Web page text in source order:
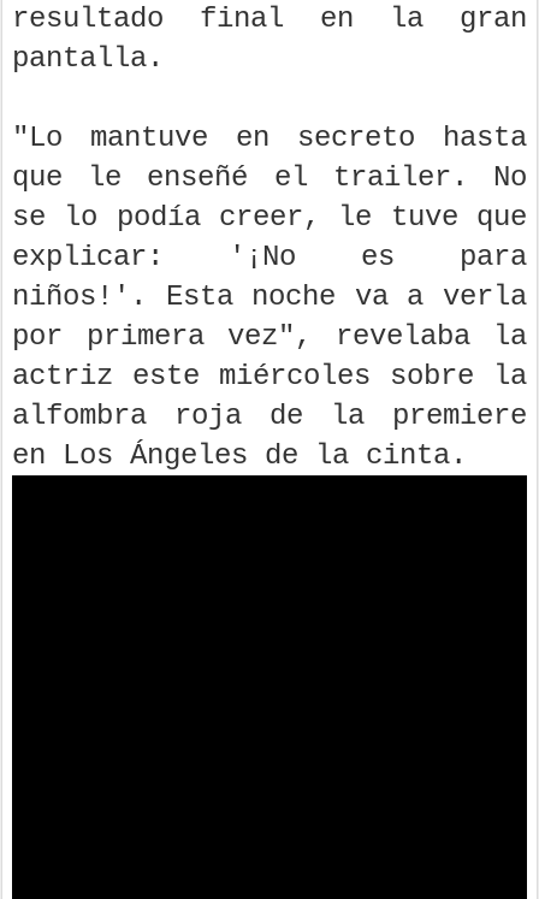
resultado final en la gran
pantalla.
"Lo mantuve en secreto hasta
que le enseñé el trailer. No
se lo podía creer, le tuve que
explicar: '¡No es para
niños!'. Esta noche va a verla
por primera vez", revelaba la
actriz este miércoles sobre la
alfombra roja de la premiere
en Los Ángeles de la cinta.